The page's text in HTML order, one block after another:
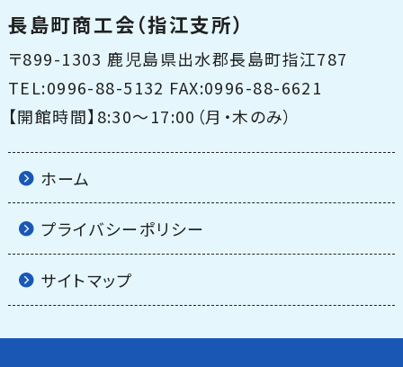
長島町商工会（指江支所）
〒899-1303 鹿児島県出水郡長島町指江787
TEL:0996-88-5132 FAX:0996-88-6621
【開館時間】8:30〜17:00（月・木のみ）
ホーム
プライバシーポリシー
サイトマップ